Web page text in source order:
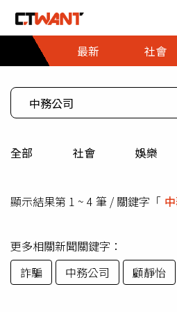
最新
社會
全部 社會 娛樂
顯示結果第 1 ~ 4 筆 / 關鍵字「
更多相關新聞關鍵字：
詐騙
中務公司 顧靜怡